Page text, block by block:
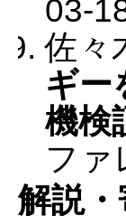
03-
佐々
ギー
機検
ファ
解説